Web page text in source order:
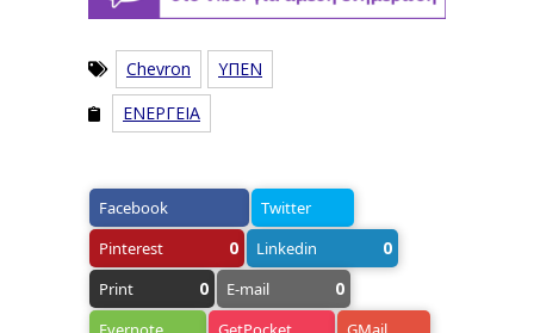
Chevron
ΥΠΕΝ
ΕΝΕΡΓΕΙΑ
Facebook
Twitter
Pinterest
0 Linkedin 0
Print 0 E-mail 0